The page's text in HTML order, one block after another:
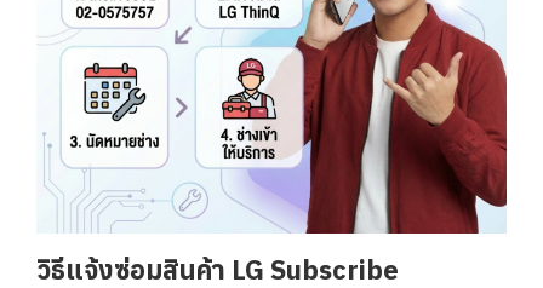
วิธีแจ้งซ่อมสินค้า LG Subscribe